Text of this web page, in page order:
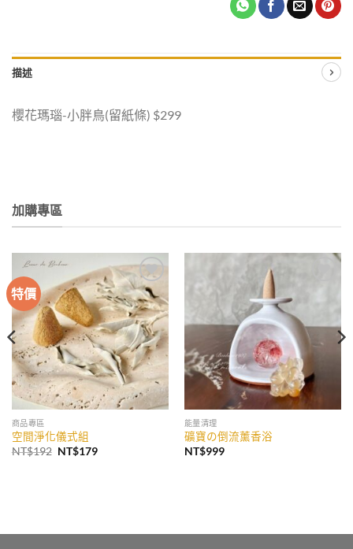
描述
櫻花瑪瑙-小胖鳥(留紙條) $299
加購專區
特價
加入
收藏
商品專區
空間淨化儀式組
NT$192 原
NT$179目
收藏
能量清理
礦寶の倒流薰香浴
NT$999